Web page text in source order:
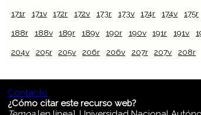
171r 171v 172r 172v 173r 173v 174r 174v 175r
188r 188v 189r 189v 190r 190v 191r 191v
204v 205r 205v 206r 206v 207r 207v 208r
Contacto
¿Cómo citar este recurso web?